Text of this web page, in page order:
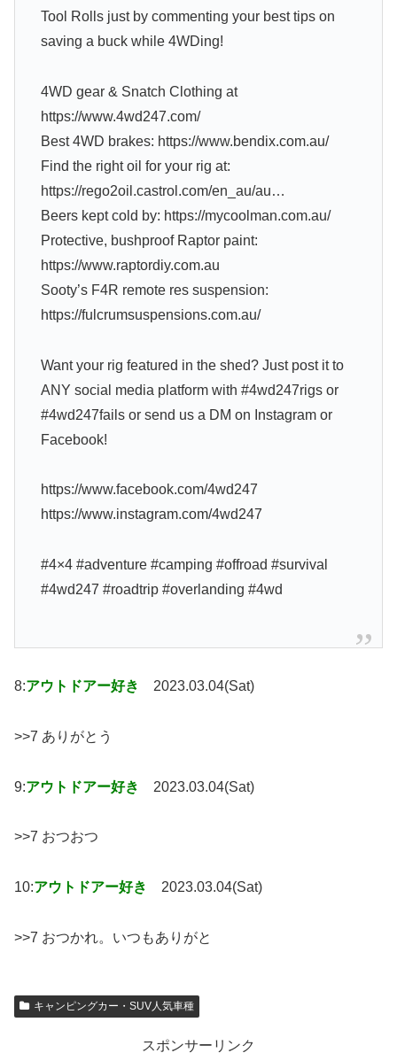
Tool Rolls just by commenting your best tips on
saving a buck while 4WDing!
4WD gear & Snatch Clothing at
https://www.4wd247.com/
Best 4WD brakes: https://www.bendix.com.au/
Find the right oil for your rig at:
https://rego2oil.castrol.com/en_au/au…
Beers kept cold by: https://mycoolman.com.au/
Protective, bushproof Raptor paint:
https://www.raptordiy.com.au
Sooty’s F4R remote res suspension:
https://fulcrumsuspensions.com.au/
Want your rig featured in the shed? Just post it to
ANY social media platform with #4wd247rigs or
#4wd247fails or send us a DM on Instagram or
Facebook!
https://www.facebook.com/4wd247
https://www.instagram.com/4wd247
#4×4 #adventure #camping #offroad #survival
#4wd247 #roadtrip #overlanding #4wd
8:アウトドアー好き 2023.03.04(Sat)
>>7 ありがとう
9:アウトドアー好き 2023.03.04(Sat)
>>7 おつおつ
10:アウトドアー好き 2023.03.04(Sat)
>>7 おつかれ。いつもありがと
キャンピングカー・SUV人気車種
スポンサーリンク